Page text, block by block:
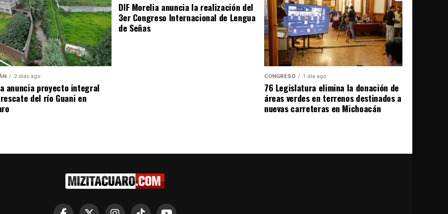
2 días ago
anuncia proyecto integral
del río Guani en
DIF Morelia anuncia la realización del
3er Congreso Internacional de Lengua
de Señas
CONGRESO 1 día ago
76 Legislatura elimina la donación de
áreas verdes en terrenos destinados a
nuevas carreteras en Michoacán